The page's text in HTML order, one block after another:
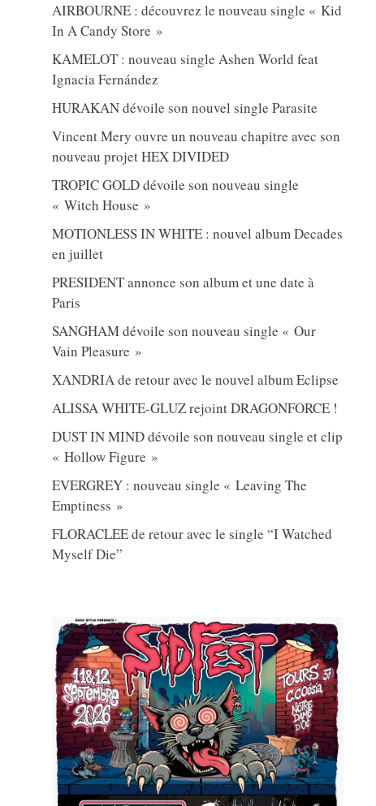
AIRBOURNE : découvrez le nouveau single « Kid
In A Candy Store »
KAMELOT : nouveau single Ashen World feat
Ignacia Fernández
HURAKAN dévoile son nouvel single Parasite
Vincent Mery ouvre un nouveau chapitre avec son
nouveau projet HEX DIVIDED
TROPIC GOLD dévoile son nouveau single
« Witch House »
MOTIONLESS IN WHITE : nouvel album Decades
en juillet
PRESIDENT annonce son album et une date à
Paris
SANGHAM dévoile son nouveau single « Our
Vain Pleasure »
XANDRIA de retour avec le nouvel album Eclipse
ALISSA WHITE-GLUZ rejoint DRAGONFORCE !
DUST IN MIND dévoile son nouveau single et clip
« Hollow Figure »
EVERGREY : nouveau single « Leaving The
Emptiness »
FLORACLEE de retour avec le single “I Watched
Myself Die”